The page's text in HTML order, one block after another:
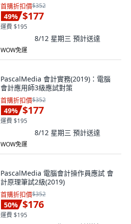
首購折扣價$352
49% $177
運費 $195
8/12 星期三 預計送達
WOW免運
PascalMedia 會計實務(2019)：電腦
會計應用師3級應試對策
首購折扣價$352
49% $177
運費 $195
8/12 星期三 預計送達
WOW免運
PascalMedia 電腦會計操作員應試 會
計原理筆試2級(2019)
首購折扣價$352
50% $176
運費 $195